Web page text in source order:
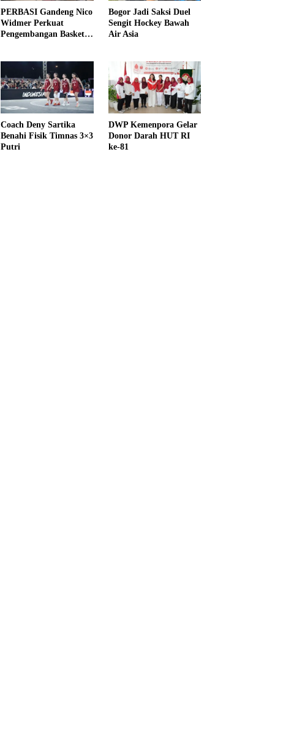
PERBASI Gandeng Nico
Widmer Perkuat
Pengembangan Basket
Bogor Jadi Saksi Duel
Sengit Hockey Bawah
Air Asia
Coach Deny Sartika
Benahi Fisik Timnas 3×3
Putri
DWP Kemenpora Gelar
Donor Darah HUT RI
ke-81